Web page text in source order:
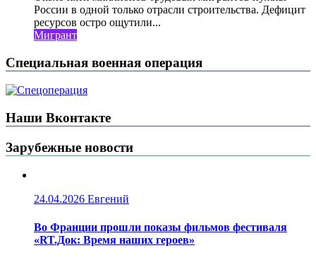
России в одной только отрасли строительства. Дефицит
ресурсов остро ощутили...
Мигрант
Специальная военная операция
Наши Вконтакте
Зарубежные новости
24.04.2026 Евгений
Во Франции прошли показы фильмов фестиваля
«RT.Док: Время наших героев»